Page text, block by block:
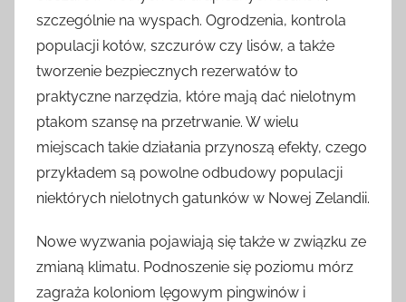
szczególnie na wyspach. Ogrodzenia, kontrola
populacji kotów, szczurów czy lisów, a także
tworzenie bezpiecznych rezerwatów to
praktyczne narzędzia, które mają dać nielotnym
ptakom szansę na przetrwanie. W wielu
miejscach takie działania przynoszą efekty, czego
przykładem są powolne odbudowy populacji
niektórych nielotnych gatunków w Nowej Zelandii.
Nowe wyzwania pojawiają się także w związku ze
zmianą klimatu. Podnoszenie się poziomu mórz
zagraża koloniom lęgowym pingwinów i